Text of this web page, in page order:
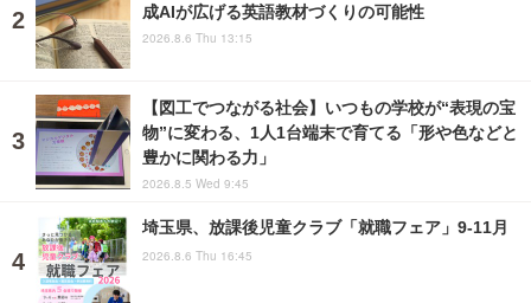
成AIが広げる英語教材づくりの可能性
2026.8.6 Thu 13:15
【図工でつながる社会】いつもの学校が“表現の宝
物”に変わる、1人1台端末で育てる「形や色などと
豊かに関わる力」
2026.8.5 Wed 9:45
埼玉県、放課後児童クラブ「就職フェア」9-11月
2026.8.6 Thu 16:45